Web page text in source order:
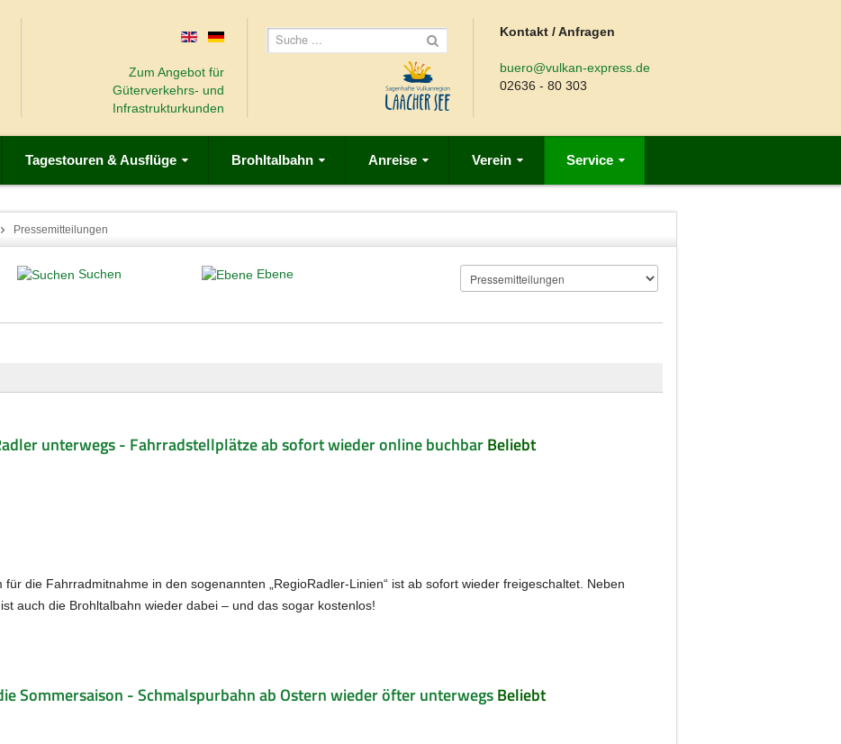
Zum Angebot für
Güterverkehrs- und
Infrastrukturkunden
Kontakt / Anfragen
buero@vulkan-express.de
02636 - 80 303
Tagestouren & Ausflüge Brohltalbahn Anreise Verein Service
Pressemitteilungen
Suchen Ebene
unterwegs - Fahrradstellplätze ab sofort wieder online buchbarBeliebt
für die Fahrradmitnahme in den sogenannten „RegioRadler-Linien“ ist ab sofort wieder freigeschaltet. Neben
auch die Brohltalbahn wieder dabei – und das sogar kostenlos!
Sommersaison - Schmalspurbahn ab Ostern wieder öfter unterwegsBeliebt